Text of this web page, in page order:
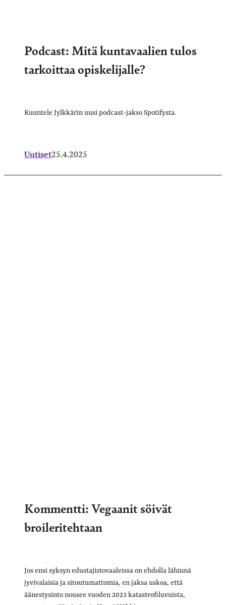
Podcast: Mitä kuntavaalien tulos
tarkoittaa opiskelijalle?
Kuuntele Jylkkärin uusi podcast-jakso Spotifysta.
Uutiset25.4.2025
Kommentti: Vegaanit söivät
broileritehtaan
Jos ensi syksyn edustajistovaaleissa on ehdolla lähinnä
jyvivalaisia ja sitoutumattomia, en jaksa uskoa, että
äänestysinto nousee vuoden 2023 katastrofiluvuista,